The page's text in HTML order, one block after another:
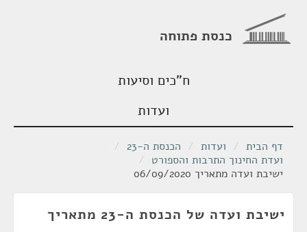
כנסת פתוחה
ח"כים וסיעות
ועדות
דף הבית / ועדות / הכנסת ה-23
/
ועדת החינוך התרבות והספורט /
ישיבת ועדה מתאריך 06/09/2020
ישיבת ועדה של הכנסת ה-23 מתאריך